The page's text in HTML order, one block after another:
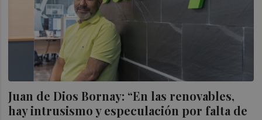
Juan de Dios Bornay: “En las renovables,
hay intrusismo y especulación por falta de